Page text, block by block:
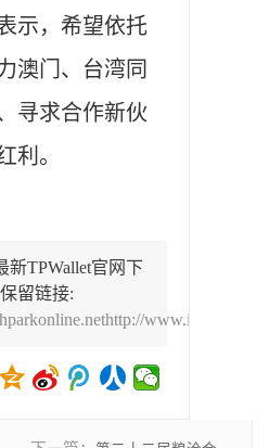
示，希望依托
澳门、台湾同
寻求合作新伙
利。
新TPWallet官网下
留链接: